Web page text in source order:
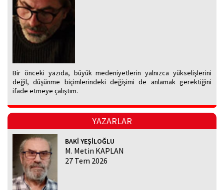
Bir önceki yazıda, büyük medeniyetlerin yalnızca yükselişlerini
değil, düşünme biçimlerindeki değişimi de anlamak gerektiğini
ifade etmeye çalıştım.
YAZARLAR
BAKİ YEŞİLOĞLU
M. Metin KAPLAN
27 Tem 2026